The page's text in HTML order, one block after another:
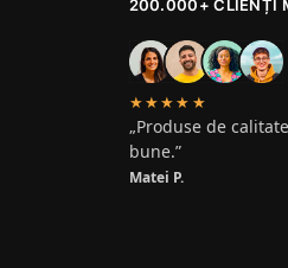
200.000+ CLIENȚI
★★★★★
„Produse de
bune.”
Matei P.